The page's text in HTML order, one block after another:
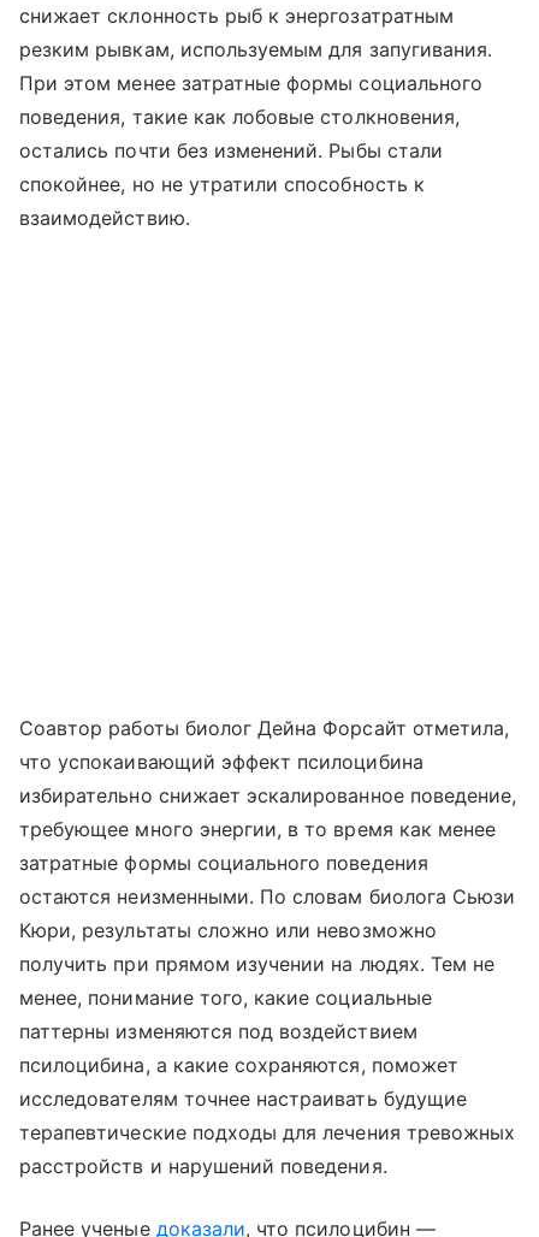
снижает склонность рыб к энергозатратным
резким рывкам, используемым для запугивания.
При этом менее затратные формы социального
поведения, такие как лобовые столкновения,
остались почти без изменений. Рыбы стали
спокойнее, но не утратили способность к
взаимодействию.
Соавтор работы биолог Дейна Форсайт отметила,
что успокаивающий эффект псилоцибина
избирательно снижает эскалированное поведение,
требующее много энергии, в то время как менее
затратные формы социального поведения
остаются неизменными. По словам биолога Сьюзи
Кюри, результаты сложно или невозможно
получить при прямом изучении на людях. Тем не
менее, понимание того, какие социальные
паттерны изменяются под воздействием
псилоцибина, а какие сохраняются, поможет
исследователям точнее настраивать будущие
терапевтические подходы для лечения тревожных
расстройств и нарушений поведения.
Ранее ученые доказали, что псилоцибин —